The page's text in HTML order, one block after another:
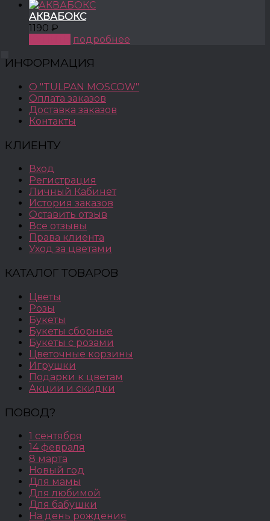
АКВАБОКС
1190 ₽
подробнее
ИНФОРМАЦИЯ
О "TULPAN MOSCOW"
Оплата заказов
Доставка заказов
Контакты
КЛИЕНТУ
Вход
Регистрация
Личный Кабинет
История заказов
Оставить отзыв
Все отзывы
Права клиента
Уход за цветами
КАТАЛОГ ТОВАРОВ
Цветы
Розы
Букеты
Букеты сборные
Букеты с розами
Цветочные корзины
Игрушки
Подарки к цветам
Акции и скидки
ПОВОД?
1 сентября
14 февраля
8 марта
Новый год
Для мамы
Для любимой
Для бабушки
На день рождения